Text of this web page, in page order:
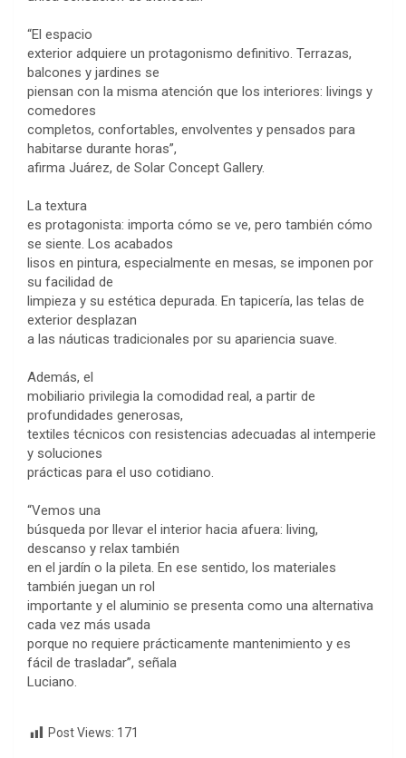
“El espacio
exterior adquiere un protagonismo definitivo. Terrazas,
balcones y jardines se
piensan con la misma atención que los interiores: livings y
comedores
completos, confortables, envolventes y pensados para
habitarse durante horas”,
afirma Juárez, de Solar Concept Gallery.
La textura
es protagonista: importa cómo se ve, pero también cómo
se siente. Los acabados
lisos en pintura, especialmente en mesas, se imponen por
su facilidad de
limpieza y su estética depurada. En tapicería, las telas de
exterior desplazan
a las náuticas tradicionales por su apariencia suave.
Además, el
mobiliario privilegia la comodidad real, a partir de
profundidades generosas,
textiles técnicos con resistencias adecuadas al intemperie
y soluciones
prácticas para el uso cotidiano.
“Vemos una
búsqueda por llevar el interior hacia afuera: living,
descanso y relax también
en el jardín o la pileta. En ese sentido, los materiales
también juegan un rol
importante y el aluminio se presenta como una alternativa
cada vez más usada
porque no requiere prácticamente mantenimiento y es
fácil de trasladar”, señala
Luciano.
Post Views: 171